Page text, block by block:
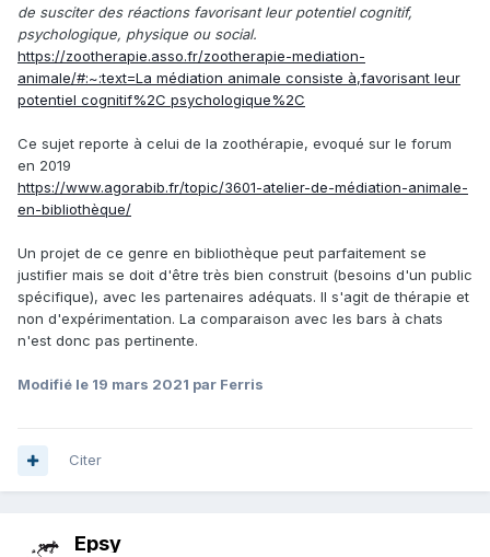
de susciter des réactions favorisant leur potentiel cognitif,
psychologique, physique ou social.
https://zootherapie.asso.fr/zootherapie-mediation-
animale/#:~:text=La médiation animale consiste à,favorisant leur
potentiel cognitif%2C psychologique%2C
Ce sujet reporte à celui de la zoothérapie, evoqué sur le forum
en 2019
https://www.agorabib.fr/topic/3601-atelier-de-médiation-animale-
en-bibliothèque/
Un projet de ce genre en bibliothèque peut parfaitement se
justifier mais se doit d'être très bien construit (besoins d'un public
spécifique), avec les partenaires adéquats. Il s'agit de thérapie et
non d'expérimentation. La comparaison avec les bars à chats
n'est donc pas pertinente.
Modifié le 19 mars 2021 par Ferris
Citer
Epsy